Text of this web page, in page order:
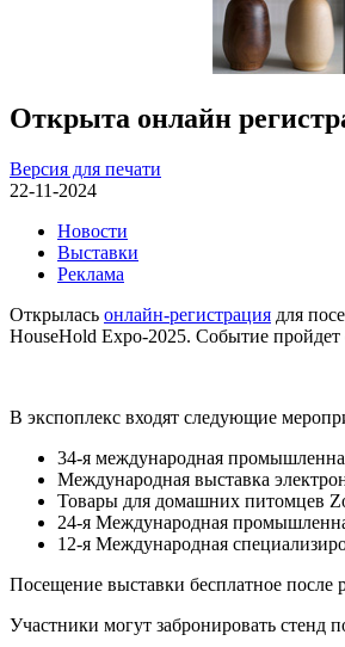
Открыта онлайн
Версия для печати
22-11-2024
Новости
Выставки
Реклама
Открылась онлайн-регистрация для
HouseHold Expo-2025. Событие
В экспоплекс входят следующие
34-я международная
Международная выставка
Товары для домашних питомцев
24-я Международная
12-я Международная
Посещение выставки бесплатное после
Участники могут забронировать стенд